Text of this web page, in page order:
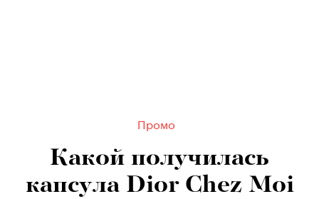
Промо
Какой получилась
капсула Dior Chez Moi